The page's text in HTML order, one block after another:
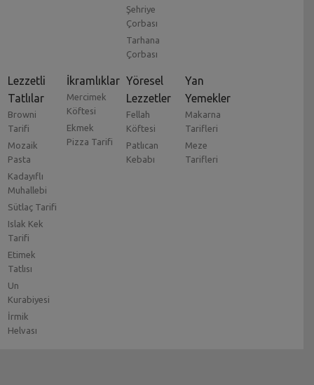
Şehriye
Çorbası
Tarhana
Çorbası
Lezzetli
Tatlılar
Browni
Tarifi
Mozaik
Pasta
Kadayıflı
Muhallebi
Sütlaç Tarifi
Islak Kek
Tarifi
Etimek
Tatlısı
Un
Kurabiyesi
İrmik
Helvası
İkramlıklar
Mercimek
Köftesi
Ekmek
Pizza Tarifi
Yöresel
Lezzetler
Fellah
Köftesi
Patlıcan
Kebabı
Yan
Yemekler
Makarna
Tarifleri
Meze
Tarifleri